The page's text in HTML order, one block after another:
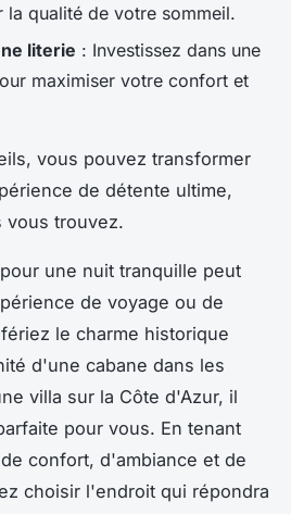
la qualité de votre sommeil.
literie : Investissez dans une
maximiser votre confort et
vous pouvez transformer
de détente ultime,
vous trouvez.
une nuit tranquille peut
de voyage ou de
le charme historique
d'une cabane dans les
villa sur la Côte d'Azur, il
pour vous. En tenant
confort, d'ambiance et de
choisir l'endroit qui répondra